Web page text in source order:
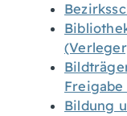
Bildung